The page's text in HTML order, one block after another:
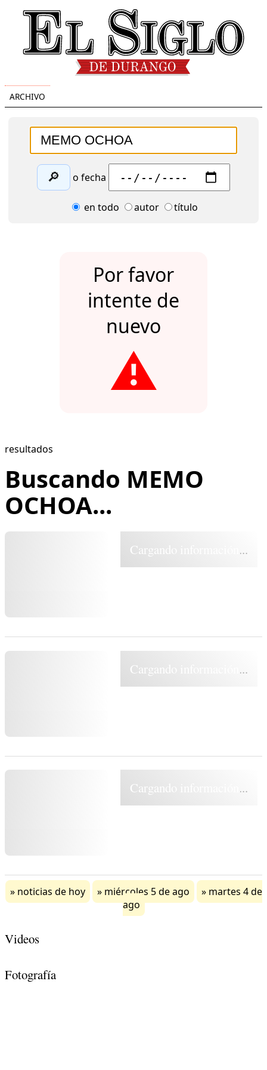
ARCHIVO
🔎 o fecha
en todo autor título
Por favor
intente de
nuevo
⚠️
resultados
Buscando MEMO
OCHOA...
Cargando información...
Cargando información...
Cargando información...
noticias de hoy miércoles 5 de ago
martes 4 de
ago
Videos
Fotografía